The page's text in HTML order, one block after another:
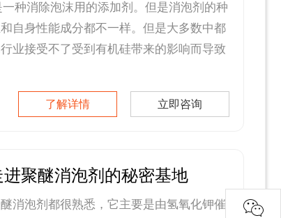
种消除泡沫用的添加剂。但是消泡剂的种
自身性能成分都不一样。但是大多数中都
业接受不了受到有机硅带来的影响而导致
了解详情 立即咨询
聚醚消泡剂的秘密基地
消泡剂都很熟悉，它主要是由氢氧化钾催